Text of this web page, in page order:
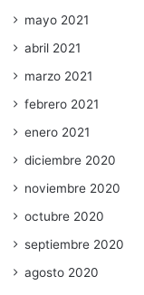
mayo 2021
abril 2021
marzo 2021
febrero 2021
enero 2021
diciembre 2020
noviembre 2020
octubre 2020
septiembre 2020
agosto 2020